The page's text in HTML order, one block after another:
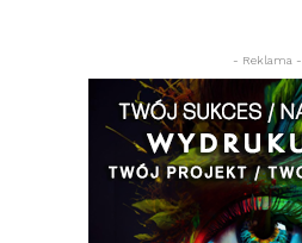
- Reklama -